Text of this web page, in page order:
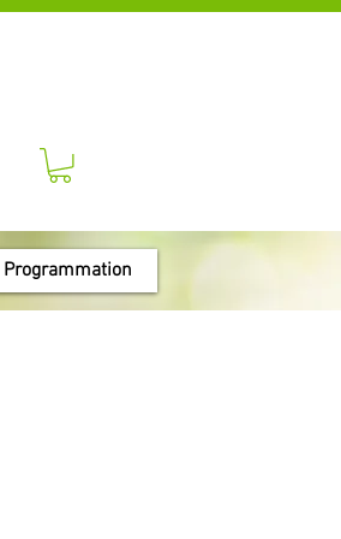
Programmation